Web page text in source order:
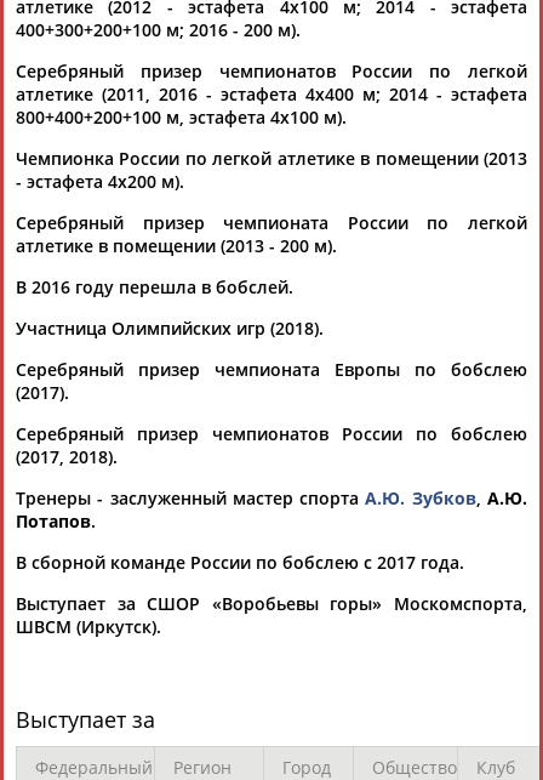
Флюра
БУЛАТОВА
Татьяна
АББЯСОВА
Акжана
АБДИКАРИМОВА
Каримжан
АБДРАХМАНОВ
Аделя
АБДРАХМАНОВААБДУВАЛИЕВ
Герман
АБДУЛАЕВ
Рамазан
АБДУЛАЕВ
Тагир
АБДУЛАЕВ
АБДУЛАЗИЗОВАБДУЛБЕКОВ
атлетике (2012 - эстафета 4х100 м; 2014 - эстафета
400+300+200+100 м; 2016 - 200 м).
Серебряный призер чемпионатов России по легкой
атлетике (2011, 2016 - эстафета 4х400 м; 2014 - эстафета
800+400+200+100 м, эстафета 4х100 м).
Чемпионка России по легкой атлетике в помещении (2013
- эстафета 4х200 м).
Серебряный призер чемпионата России по легкой
атлетике в помещении (2013 - 200 м).
В 2016 году перешла в бобслей.
Участница Олимпийских игр (2018).
Серебряный призер чемпионата Европы по бобслею
(2017).
Серебряный призер чемпионатов России по бобслею
(2017, 2018).
Тренеры - заслуженный мастер спортаА.Ю. Зубков,А.Ю.
Потапов.
В сборной команде России по бобслею с 2017 года.
Выступает за СШОР «Воробьевы горы» Москомспорта,
ШВСМ (Иркутск).
Выступает за
Федеральный Регион Город Общество Клуб